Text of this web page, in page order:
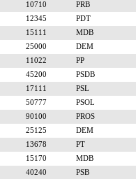
10710
PRB
12345
PDT
15111
MDB
25000
DEM
11022
PP
45200
PSDB
17111
PSL
50777
PSOL
90100
PROS
25125
DEM
13678
PT
15170
MDB
40240 PSB